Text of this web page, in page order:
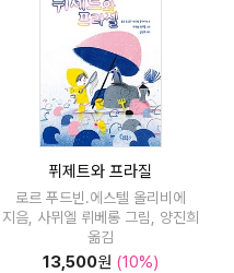
퓌제트와 프라질
로르 푸드빈.에스텔 올리비에
지음, 사뮈엘 뤼베롱 그림, 양진희
옮김
13,500원 (10%)